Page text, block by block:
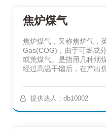
焦炉煤气
焦炉煤气，又称焦炉气，
Gas(COG)，由于可燃成
或荒煤气。是指用几种烟
经过高温干馏后，在产出
提供达人：db10002